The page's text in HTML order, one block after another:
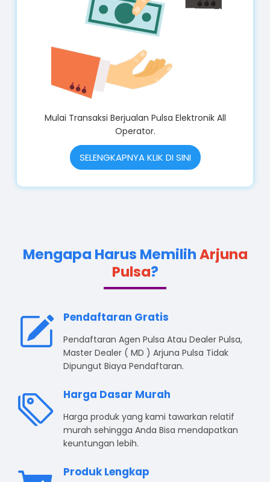
Mulai Transaksi Berjualan Pulsa Elektronik All
Operator.
SELENGKAPNYA KLIK DI SINI
Mengapa Harus MemilihArjuna
Pulsa?
Pendaftaran Gratis
Pendaftaran Agen Pulsa Atau Dealer Pulsa,
Master Dealer ( MD ) Arjuna Pulsa Tidak
Dipungut Biaya Pendaftaran.
Harga Dasar Murah
Harga produk yang kami tawarkan relatif
murah sehingga Anda Bisa mendapatkan
keuntungan lebih.
Produk Lengkap